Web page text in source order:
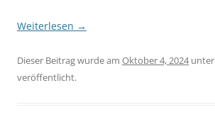
Weiterlesen →
Dieser Beitrag wurde am Oktober 4, 2024unter
veröffentlicht.